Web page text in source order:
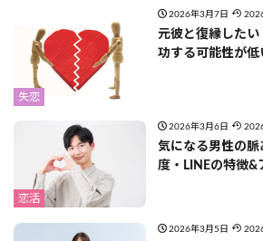
失恋
2026年3月7日
元彼と復縁した
功する可能性が低
恋活
2026年3月6日
気になる男性の
度・LINEの特徴&
2026年3月5日